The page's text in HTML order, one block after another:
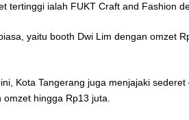
ialah FUKT Craft and Fashion
yaitu booth Dwi Lim dengan omzet
Kota Tangerang juga menjajaki
hingga Rp13 juta.